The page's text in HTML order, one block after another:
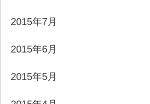
2015年7月
2015年6月
2015年5月